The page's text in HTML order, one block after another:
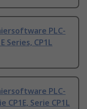
PLC-
Series, CP1L
PLC-
Serie CP1L